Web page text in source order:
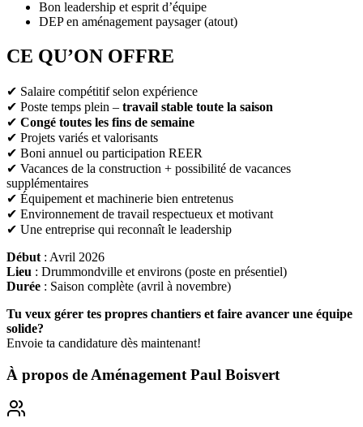
Bon leadership et esprit d’équipe
DEP en aménagement paysager (atout)
CE QU’ON OFFRE
✔ Salaire compétitif selon expérience
✔ Poste temps plein – travail stable toute la saison
✔ Congé toutes les fins de semaine
✔ Projets variés et valorisants
✔ Boni annuel ou participation REER
✔ Vacances de la construction + possibilité de vacances
supplémentaires
✔ Équipement et machinerie bien entretenus
✔ Environnement de travail respectueux et motivant
✔ Une entreprise qui reconnaît le leadership
Début : Avril 2026
Lieu : Drummondville et environs (poste en présentiel)
Durée : Saison complète (avril à novembre)
Tu veux gérer tes propres chantiers et faire avancer une équipe
solide?
Envoie ta candidature dès maintenant!
À propos de Aménagement Paul Boisvert